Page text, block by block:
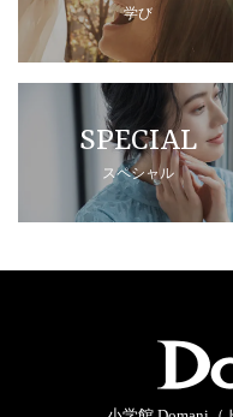
学び
SPECIAL
スペシャル